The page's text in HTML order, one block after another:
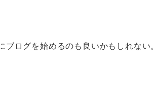
ログを始めるのも良いかもしれない。